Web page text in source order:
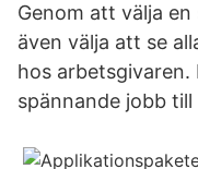
Genom att välja
även välja att se
hos
spännande jobb till